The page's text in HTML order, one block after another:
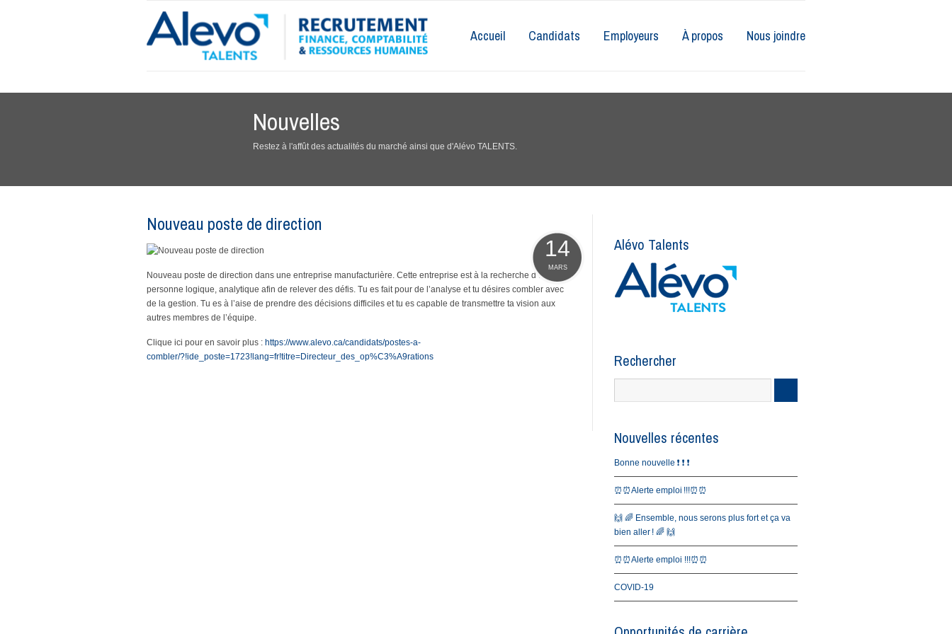
Accueil Candidats Employeurs À propos Nous joindre
Nouvelles
Restez à l'affût des actualités du marché ainsi que d'Alévo TALENTS.
Nouveau poste de direction
14
MARS
Nouveau poste de direction dans une entreprise manufacturière. Cette entreprise est à la recherche d’une
personne logique, analytique afin de relever des défis. Tu es fait pour de l’analyse et tu désires combler avec
de la gestion. Tu es à l’aise de prendre des décisions difficiles et tu es capable de transmettre ta vision aux
autres membres de l’équipe.
Clique ici pour en savoir plus : https://www.alevo.ca/candidats/postes-a-
combler/?!ide_poste=1723!lang=fr!titre=Directeur_des_op%C3%A9rations
Alévo Talents
Rechercher
Nouvelles récentes
Bonne nouvelle ❗️ ❗️ ❗️
⏰⏰Alerte emploi !!!⏰⏰
🙌 🌈 Ensemble, nous serons plus fort et ça va
bien aller ! 🌈 🙌
⏰⏰Alerte emploi !!!⏰⏰
COVID-19